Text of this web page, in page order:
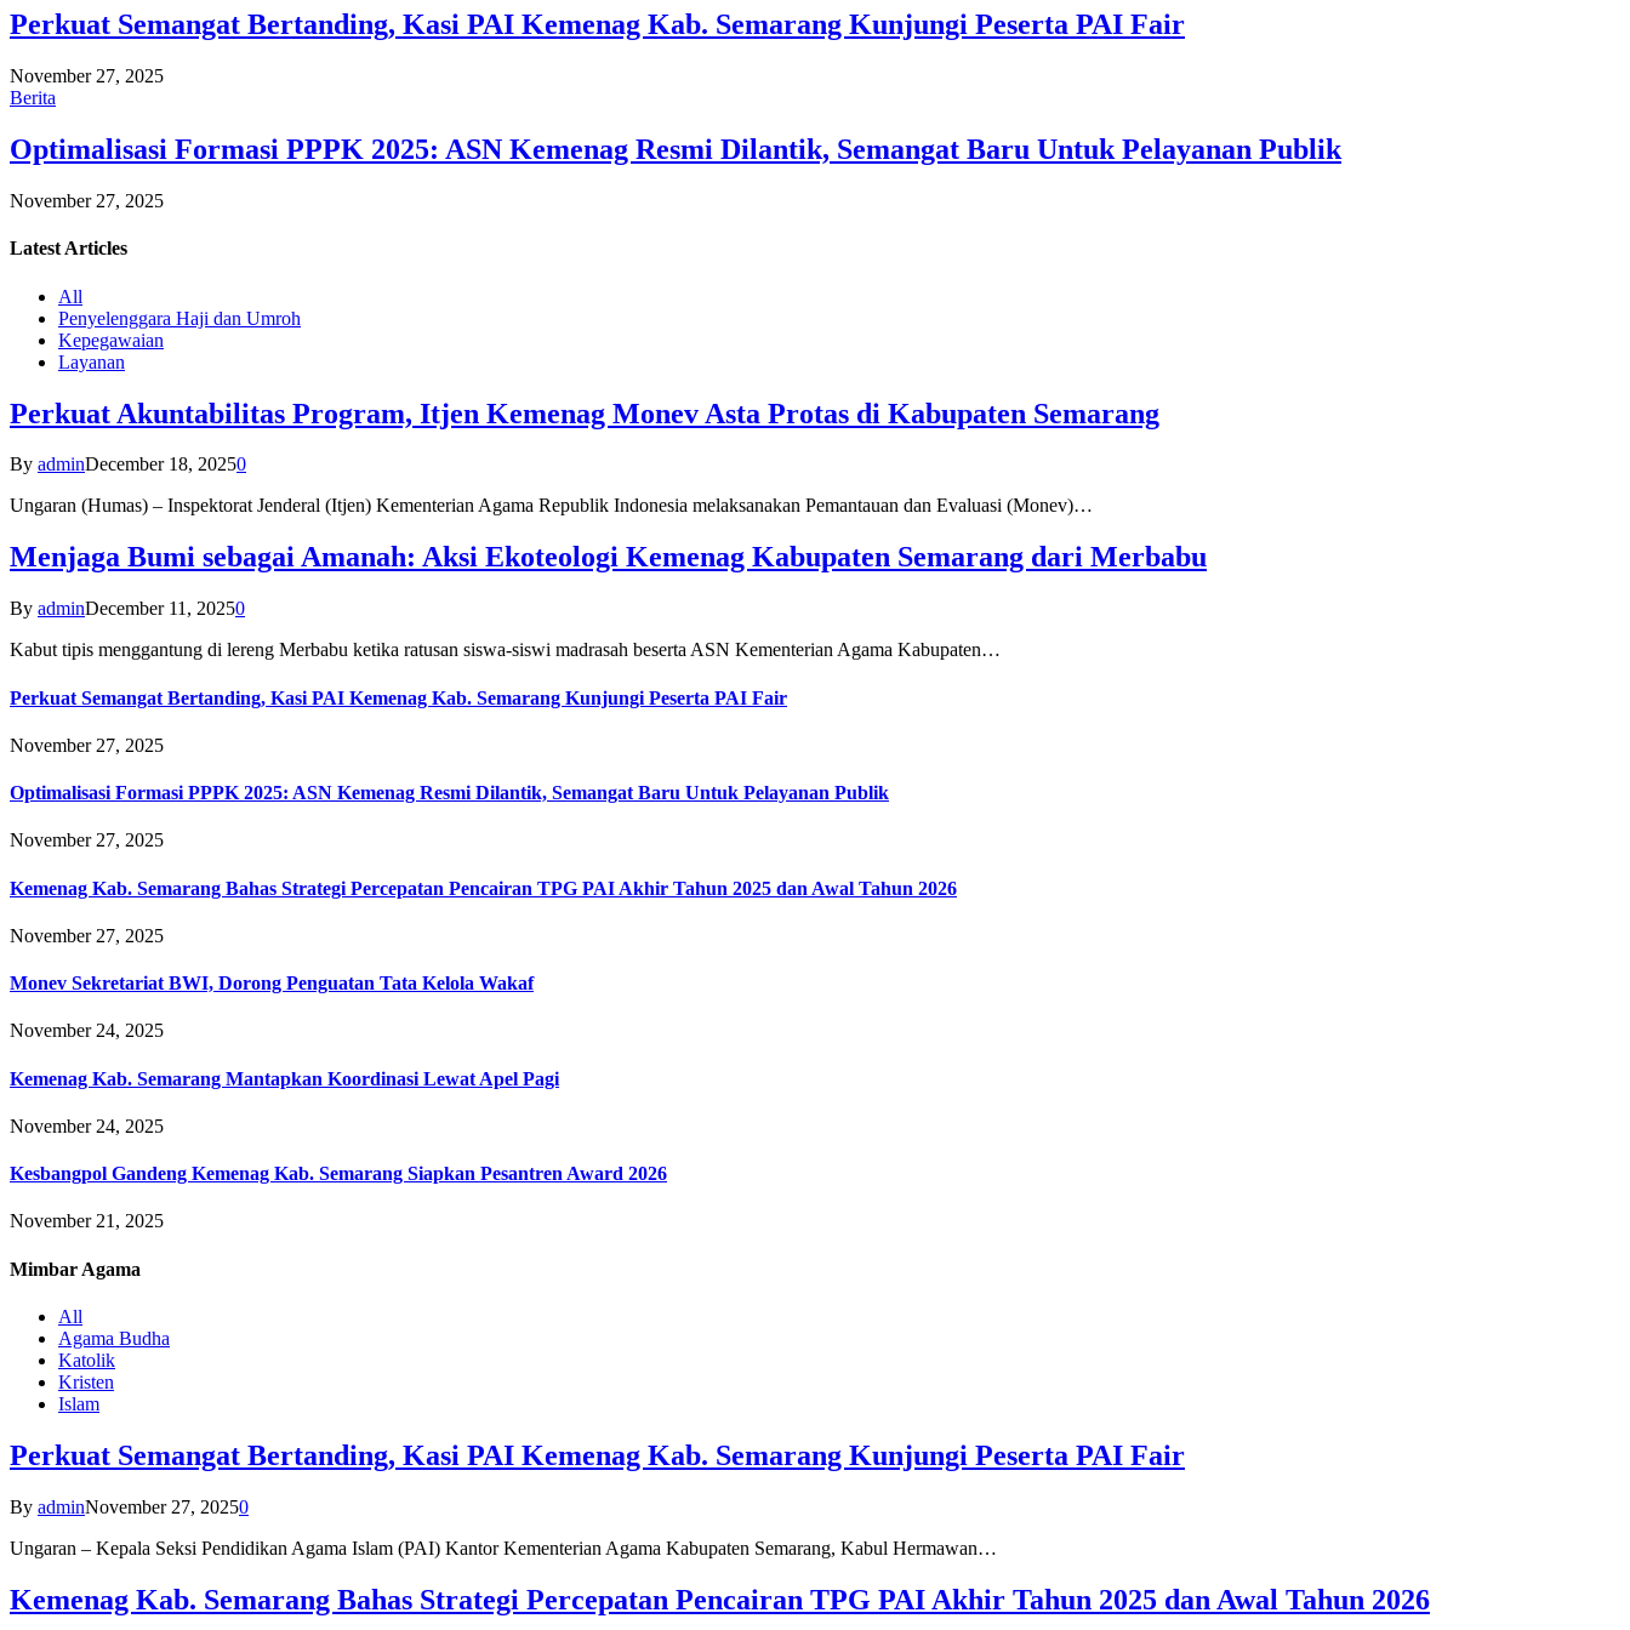
Perkuat Semangat Bertanding, Kasi PAI Kemenag Kab. Semarang Kunjungi Peserta PAI Fair
November 27, 2025
Berita
Optimalisasi Formasi PPPK 2025: ASN Kemenag Resmi Dilantik, Semangat Baru Untuk Pelayanan Publik
November 27, 2025
Latest Articles
All
Penyelenggara Haji dan Umroh
Kepegawaian
Layanan
Perkuat Akuntabilitas Program, Itjen Kemenag Monev Asta Protas di Kabupaten Semarang
By adminDecember 18, 20250
Ungaran (Humas) – Inspektorat Jenderal (Itjen) Kementerian Agama Republik Indonesia melaksanakan Pemantauan dan Evaluasi (Monev)…
Menjaga Bumi sebagai Amanah: Aksi Ekoteologi Kemenag Kabupaten Semarang dari Merbabu
By adminDecember 11, 20250
Kabut tipis menggantung di lereng Merbabu ketika ratusan siswa-siswi madrasah beserta ASN Kementerian Agama Kabupaten…
Perkuat Semangat Bertanding, Kasi PAI Kemenag Kab. Semarang Kunjungi Peserta PAI Fair
November 27, 2025
Optimalisasi Formasi PPPK 2025: ASN Kemenag Resmi Dilantik, Semangat Baru Untuk Pelayanan Publik
November 27, 2025
Kemenag Kab. Semarang Bahas Strategi Percepatan Pencairan TPG PAI Akhir Tahun 2025 dan Awal Tahun 2026
November 27, 2025
Monev Sekretariat BWI, Dorong Penguatan Tata Kelola Wakaf
November 24, 2025
Kemenag Kab. Semarang Mantapkan Koordinasi Lewat Apel Pagi
November 24, 2025
Kesbangpol Gandeng Kemenag Kab. Semarang Siapkan Pesantren Award 2026
November 21, 2025
Mimbar Agama
All
Agama Budha
Katolik
Kristen
Islam
Perkuat Semangat Bertanding, Kasi PAI Kemenag Kab. Semarang Kunjungi Peserta PAI Fair
By adminNovember 27, 20250
Ungaran – Kepala Seksi Pendidikan Agama Islam (PAI) Kantor Kementerian Agama Kabupaten Semarang, Kabul Hermawan…
Kemenag Kab. Semarang Bahas Strategi Percepatan Pencairan TPG PAI Akhir Tahun 2025 dan Awal Tahun 2026